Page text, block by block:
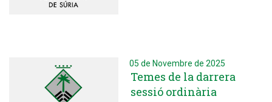
05 de Novembre de 2025
Temes de la darrera
sessió ordinària